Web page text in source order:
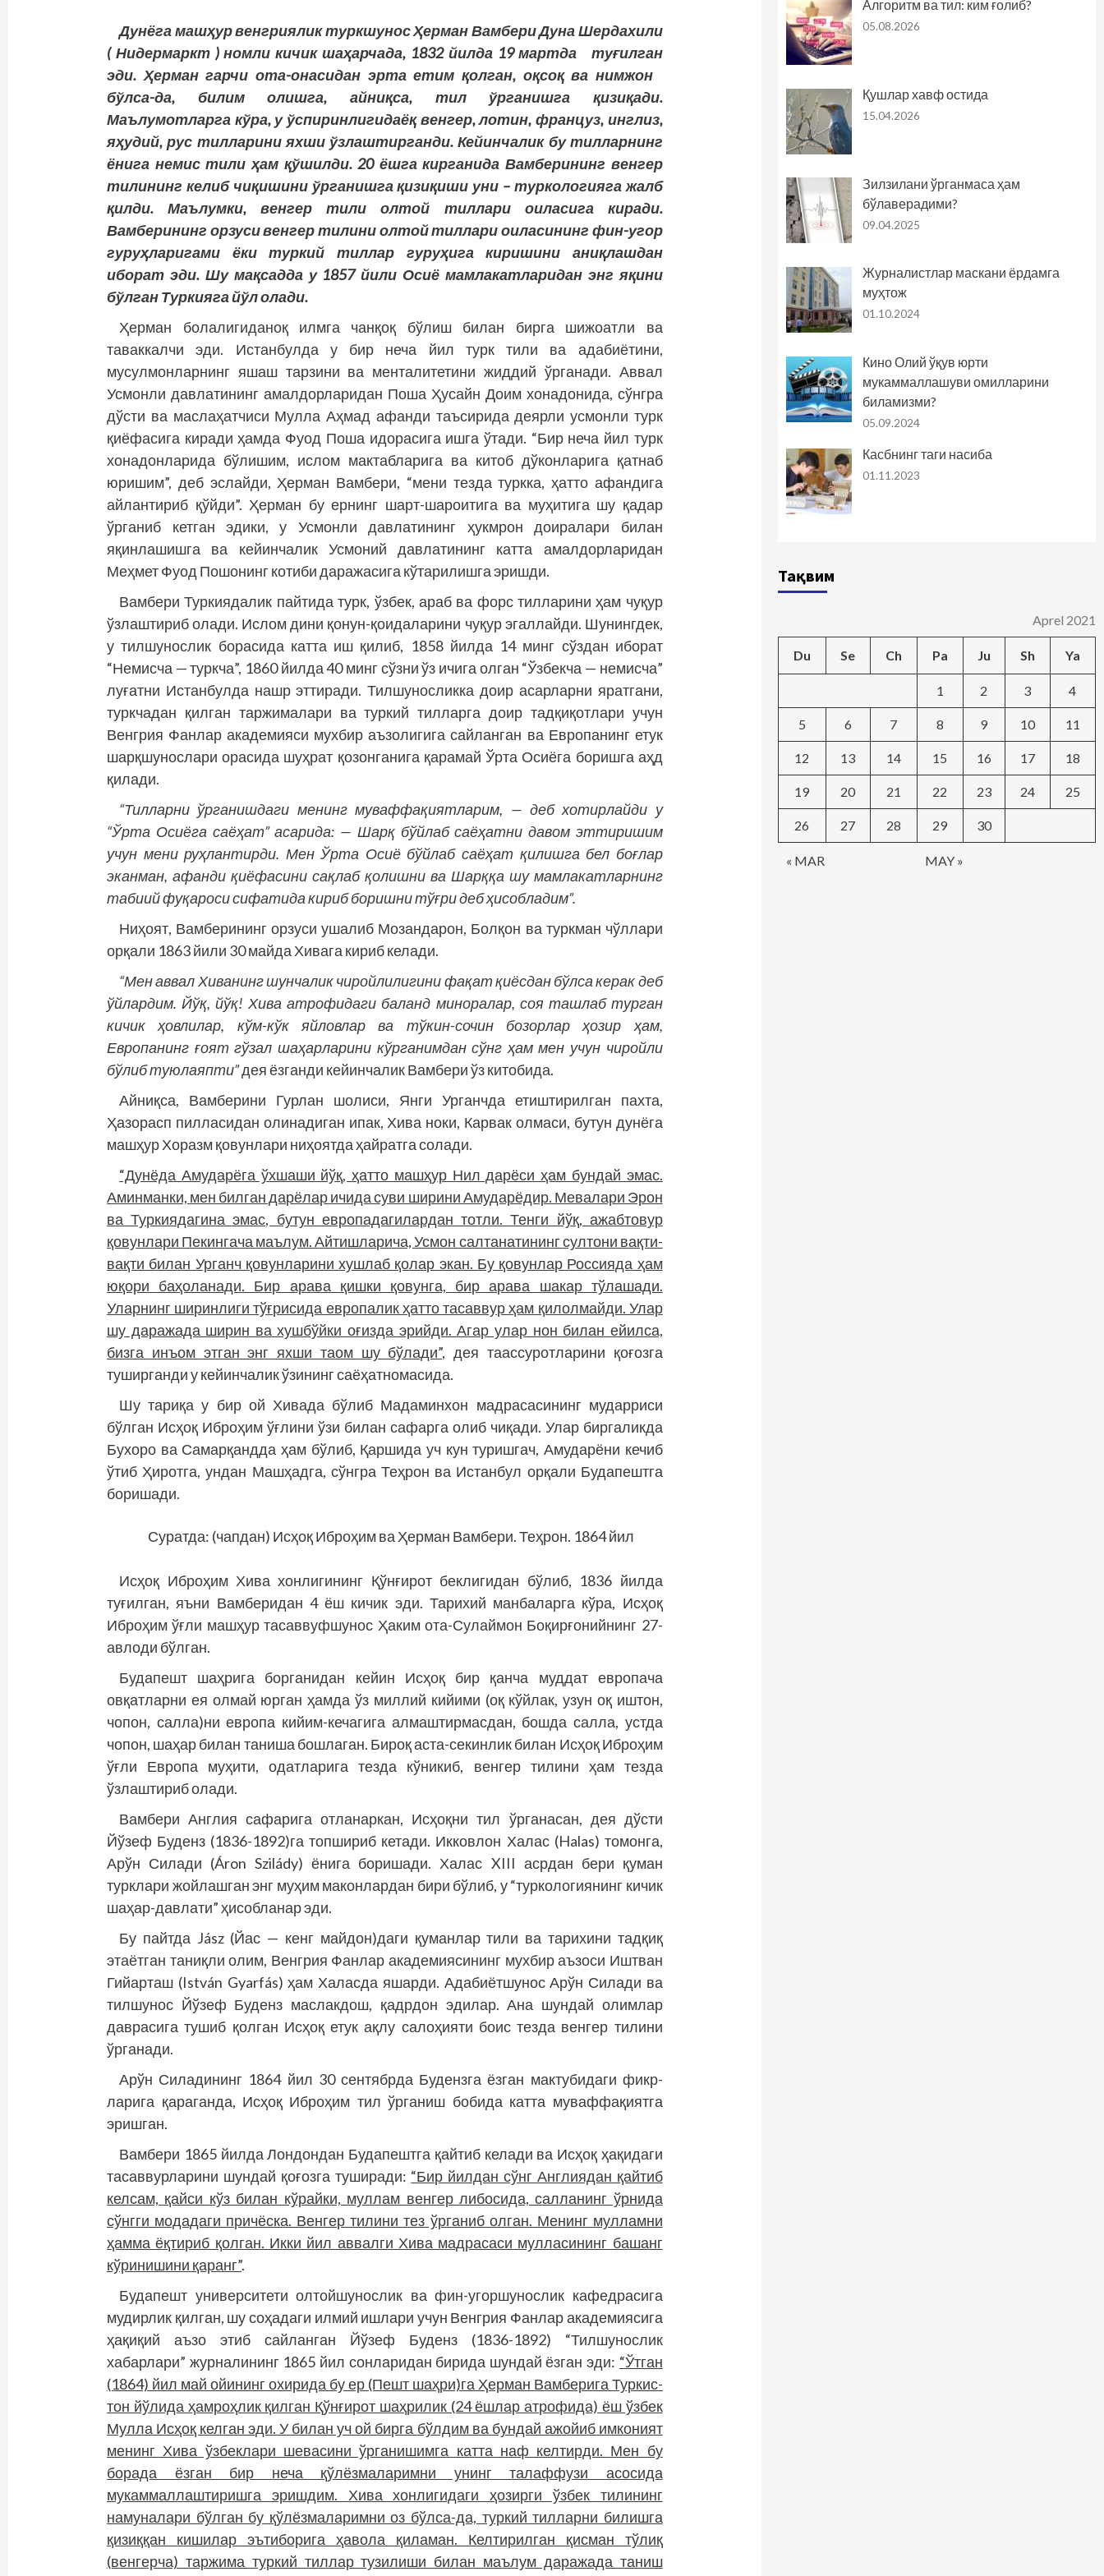
Дунёга машҳур венгриялик туркшунос Ҳерман Вамбери Дуна Шердахили
( Нидермаркт ) номли кичик шаҳарчада, 1832 йилда 19 мартда туғилган
эди. Ҳерман гарчи ота-онасидан эрта етим қолган, оқсоқ ва нимжон
бўлса-да, билим олишга, айниқса, тил ўрганишга қизиқади.
Маълумотларга кўра, у ўспиринлигидаёқ венгер, лотин, француз, инглиз,
яҳудий, рус тилларини яхши ўзлаштирганди. Ке­йинчалик бу тилларнинг
ёнига немис тили ҳам қўшилди. 20 ёшга кирганида Вамберининг венгер
тилининг келиб чиқишини ўрганишга қизиқиши уни – туркология­­га жалб
қилди. Маълумки, венгер тили олтой тиллари оиласига киради.
Вамберининг орзуси венгер тилини олтой тиллари оиласининг фин-угор
гуруҳларигами ёки туркий тиллар гуруҳига киришини аниқлашдан
иборат эди. Шу мақсадда у 1857 йили Осиё мамлакатларидан энг яқини
бўлган Туркияга йўл олади.
Ҳерман болалигиданоқ илмга чанқоқ бўлиш билан бирга шижоатли ва
таваккалчи эди. Истанбулда у бир неча йил турк тили ва адабиётини,
мусулмонларнинг яшаш тарзини ва менталитетини жиддий ўрганади. Аввал
Усмонли давлатининг амалдорларидан Поша Ҳусайн Доим хонадонида, сўнгра
дўсти ва маслаҳатчиси Мулла Аҳмад афанди таъсирида деярли усмонли турк
қиёфасига киради ҳамда Фуод Поша идорасига ишга ўтади. “Бир неча йил турк
хонадонларида бўлишим, ислом мактабларига ва китоб дўконларига қатнаб
юришим”, деб эслайди, Ҳерман Вамбери, “мени тезда туркка, ҳатто афандига
айлантириб қўйди”. Ҳерман бу ернинг шарт-шароити­­га ва муҳитига шу қадар
ўрганиб кетган эдики, у Усмонли давлатининг ҳукмрон доиралари билан
яқинлашишга ва кейинчалик Усмоний давлатининг катта амалдорларидан
Меҳмет Фуод Пошонинг котиби даражасига кўтарилишга эришди.
Вамбери Туркиядалик пайтида турк, ўзбек, араб ва форс тилларини ҳам чуқур
ўзлаштириб олади. Ислом дини қонун-қоидаларини чуқур эгаллайди. Шунингдек,
у тилшунослик борасида катта иш қилиб, 1858 йилда 14 минг сўздан иборат
“Немисча — туркча”, 1860 йилда 40 минг сўзни ўз ичига олган “Ўзбекча — немисча”
луғатни Истанбулда нашр эттиради. Тилшуносликка доир асарларни яратгани,
туркчадан қилган таржималари ва туркий тилларга доир тадқиқотлари учун
Венгрия Фанлар академияси мухбир аъзо­лигига сайланган ва Европанинг етук
шарқшунослари орасида шуҳрат қозонганига қарамай Ўрта Осиёга боришга аҳд
қилади.
“Тилларни ўрганишдаги менинг муваффақиятларим, — деб хотирлайди у
“Ўрта Осиёга саёҳат” асарида: — Шарқ бўйлаб саёҳатни давом эттиришим
учун мени руҳлантирди. Мен Ўрта Осиё бўйлаб саёҳат қилишга бел боғлар
эканман, афанди қиёфасини сақлаб қолишни ва Шарққа шу мамлакатларнинг
табиий фуқароси сифатида кириб боришни тўғри деб ҳисобладим”.
Ниҳоят, Вамберининг орзуси ушалиб Мозандарон, Болқон ва туркман чўллари
орқали 1863 йили 30 майда Хивага кириб келади.
“Мен аввал Хиванинг шунчалик чиройлилигини фақат қиёсдан бўлса керак деб
ўйлардим. Йўқ, йўқ! Хива атрофидаги баланд миноралар, соя ташлаб турган
кичик ҳовлилар, кўм-кўк яйловлар ва тўкин-сочин бозорлар ҳозир ҳам,
Европанинг ғоят гўзал шаҳарларини кўрганимдан сўнг ҳам мен учун чиройли
бўлиб туюлаяпти”дея ёзганди кейинчалик Вамбери ўз китобида.
Айниқса, Вамберини Гурлан шолиси, Янги Урганчда етиштирилган пахта,
Ҳазорасп пилласидан олинадиган ипак, Хива ноки, Карвак олмаси, бутун дунёга
машҳур Хоразм қовунлари ниҳоятда ҳайратга солади.
“Дунёда Амударёга ўхшаши йўқ, ҳатто машҳур Нил дарёси ҳам бундай эмас.
Аминманки, мен билган дарёлар ичида суви ширини Амударёдир. Мевалари Эрон
ва Туркиядагина эмас, бутун европадагилардан тотли. Тенги йўқ, ажабтовур
қовунлари Пекингача маълум. Айтиш­ларича, Усмон салтанатининг султони вақти-
вақти билан Урганч қовунларини хушлаб қолар экан. Бу қовунлар Россияда ҳам
юқори баҳоланади. Бир арава қишки қовунга, бир арава шакар тўлашади.
Уларнинг ширинлиги тўғрисида европалик ҳатто тасаввур ҳам қилолмайди. Улар
шу даражада ширин ва хушбўйки оғизда эрийди. Агар улар нон билан ейилса,
бизга инъом этган энг яхши таом шу бўлади”, дея таассуротларини қоғозга
туширганди у кейинчалик ўзининг саёҳатномасида.
Шу тариқа у бир ой Хивада бўлиб Мадаминхон мадрасасининг мударриси
бўлган Исҳоқ Иброҳим ўғлини ўзи билан сафарга олиб чиқади. Улар биргаликда
Бухоро ва Самарқандда ҳам бўлиб, Қаршида уч кун туришгач, Амударёни кечиб
ўтиб Ҳиротга, ундан Машҳадга, сўнгра Теҳрон ва Истанбул орқали Будапештга
боришади.
Суратда: (чапдан) Исҳоқ Иброҳим ва Ҳерман Вамбери. Теҳрон. 1864 йил
Исҳоқ Иброҳим Хива хонлигининг Қўнғирот беклигидан бўлиб, 1836 йилда
туғилган, яъни Вамберидан 4 ёш кичик эди. Тарихий манбаларга кўра, Исҳоқ
Иброҳим ўғли машҳур тасаввуфшунос Ҳаким ота-Сулаймон Боқирғонийнинг 27-
авлоди бўлган.
Будапешт шаҳрига борганидан кейин Исҳоқ бир қанча муддат европача
овқатларни ея олмай юрган ҳамда ўз миллий кийими (оқ кўйлак, узун оқ иштон,
чопон, салла)ни европа кийим-кечагига алмаштирмасдан, бошда салла, устда
чопон, шаҳар билан таниша бошлаган. Бироқ аста-секинлик билан Исҳоқ Иброҳим
ўғли Европа муҳити, одатларига тезда кўникиб, венгер тилини ҳам тезда
ўзлаштириб олади.
Вамбери Англия сафарига отланаркан, Исҳоқни тил ўрганасан, дея дўсти
Йўзеф Буденз (1836-1892)га топшириб кетади. Икковлон Халас (Halas) томонга,
Арўн Силади (Áron Szilády) ёнига боришади. Халас XIII асрдан бери қуман
турклари жойлашган энг муҳим маконлардан бири бўлиб, у “туркологиянинг кичик
шаҳар-давлати” ҳисобланар эди.
Бу пайтда Jász (Йас — кенг майдон)даги қуманлар тили ва тарихини тадқиқ
этаётган таниқли олим, Венгрия Фанлар академиясининг мухбир аъзоси Иштван
Гийарташ (István Gyarfás) ҳам Халасда яшарди. Адабиётшунос Арўн Силади ва
тилшунос Йўзеф Буденз маслакдош, қадр­дон эдилар. Ана шундай олимлар
даврасига тушиб қолган Исҳоқ етук ақлу салоҳияти боис тезда венгер тилини
ўрганади.
Арўн Силадининг 1864 йил 30 сент­ябрда Будензга ёзган мактубидаги фикр­
ларига қараганда, Исҳоқ Иброҳим тил ўрганиш бобида катта муваффақиятга
эришган.
Вамбери 1865 йилда Лондондан Будапештга қайтиб келади ва Исҳоқ ҳақидаги
тасаввурларини шундай қоғозга туширади: “Бир йилдан сўнг Англиядан қайтиб
келсам, қайси кўз билан кўрайки, муллам венгер либосида, салланинг ўрнида
сўнг­­ги модадаги причёска. Венгер тилини тез ўрганиб олган. Менинг мулламни
ҳамма ёқтириб қолган. Икки йил аввалги Хива мадрасаси мулласининг башанг
кўринишини қаранг”.
Будапешт университети олтойшунослик ва фин-угоршунослик кафедрасига
мудирлик қилган, шу соҳадаги илмий ишлари учун Венгрия Фанлар академиясига
ҳақиқий аъзо этиб сайланган Йўзеф Буденз (1836-1892) “Тилшунослик
хабарлари” журналининг 1865 йил сонларидан бирида шундай ёзган эди: “Ўтган
(1864) йил май ойининг охирида бу ер (Пешт шаҳри)га Ҳерман Вамберига Туркис­
тон йўлида ҳамроҳлик қилган Қўнғирот шаҳрилик (24 ёшлар атрофида) ёш ўзбек
Мулла Исҳоқ келган эди. У билан уч ой бирга бўлдим ва бундай ажойиб имконият
менинг Хива ўзбеклари шевасини ўрганишимга катта наф келтирди. Мен бу
борада ёзган бир неча қўлёзмаларимни унинг талаффузи асосида
мукаммаллаштиришга эришдим. Хива хонлигидаги ҳозирги ўзбек тилининг
намуналари бўлган бу қўлёзмаларимни оз бўлса-да, туркий тилларни билишга
қизиққан кишилар эътиборига ҳавола қиламан. Келтирилган қисман тўлиқ
(венгерча) таржима туркий тиллар тузилиши билан маълум даражада таниш
Алгоритм ва тил: ким ғолиб?
05.08.2026
Қушлар хавф остида
15.04.2026
Зилзилани ўрганмаса ҳам
бўлаверадими?
09.04.2025
Журналистлар маскани ёрдамга
муҳтож
01.10.2024
Кино Олий ўқув юрти
мукаммаллашуви омилларини
биламизми?
05.09.2024
Касбнинг таги насиба
01.11.2023
Тақвим
Aprel 2021
Du Se Ch Pa Ju Sh Ya
« MAR MAY »
1 2 3 4
5 6 7 8 9 10 11
12 13 14 15 16 17 18
19 20 21 22 23 24 25
26 27 28 29 30